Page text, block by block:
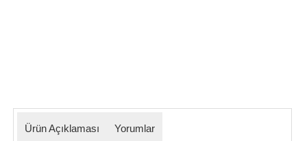
Ürün Açıklaması Yorumlar